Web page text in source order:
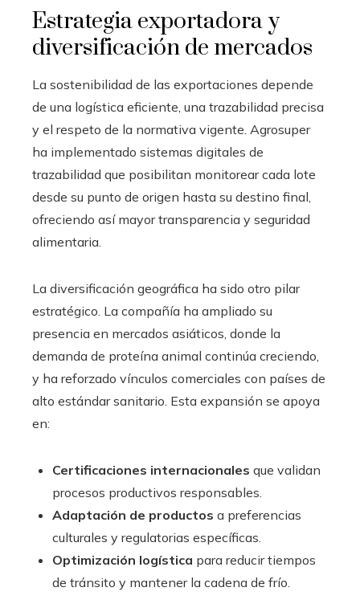
Estrategia exportadora y
diversificación de mercados
La sostenibilidad de las exportaciones depende
de una logística eficiente, una trazabilidad precisa
y el respeto de la normativa vigente. Agrosuper
ha implementado sistemas digitales de
trazabilidad que posibilitan monitorear cada lote
desde su punto de origen hasta su destino final,
ofreciendo así mayor transparencia y seguridad
alimentaria.
La diversificación geográfica ha sido otro pilar
estratégico. La compañía ha ampliado su
presencia en mercados asiáticos, donde la
demanda de proteína animal continúa creciendo,
y ha reforzado vínculos comerciales con países de
alto estándar sanitario. Esta expansión se apoya
en:
Certificaciones internacionales que validan
procesos productivos responsables.
Adaptación de productos a preferencias
culturales y regulatorias específicas.
Optimización logística para reducir tiempos
de tránsito y mantener la cadena de frío.